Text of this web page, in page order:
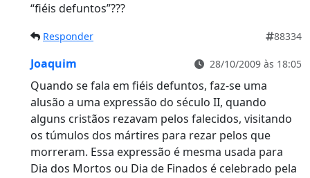
“fiéis defuntos”???
Responder 88334
Joaquim 28/10/2009 às 18:05
Quando se fala em fiéis defuntos, faz-se uma
alusão a uma expressão do século II, quando
alguns cristãos rezavam pelos falecidos, visitando
os túmulos dos mártires para rezar pelos que
morreram. Essa expressão é mesma usada para
Dia dos Mortos ou Dia de Finados é celebrado pela